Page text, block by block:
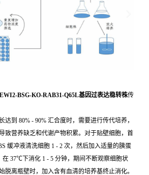
BSG-KO-RAB31-Q65L基因过表达稳转株传
达到 80% - 90% 汇合度时，需要进行传代培养，
致营养缺乏和代谢产物积累。对于贴壁细胞，首
缓冲液清洗细胞 1 - 2 次，然后加入适量的胰蛋
在 37℃下消化 1 - 5 分钟，期间不断观察细胞状
脱离瓶壁时，加入含有血清的培养基终止消化。